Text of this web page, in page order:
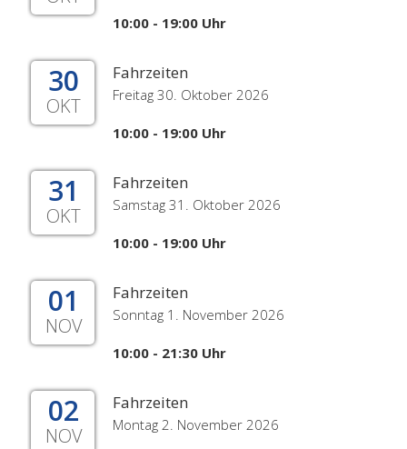
10:00 - 19:00 Uhr
30
OKT
Fahrzeiten
Freitag 30. Oktober 2026
10:00 - 19:00 Uhr
31
OKT
Fahrzeiten
Samstag 31. Oktober 2026
10:00 - 19:00 Uhr
01
NOV
Fahrzeiten
Sonntag 1. November 2026
10:00 - 21:30 Uhr
02
NOV
Fahrzeiten
Montag 2. November 2026